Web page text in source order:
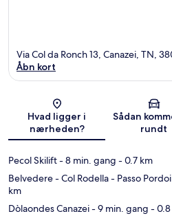
Kort
Via Col da Ronch 13, Canazei, TN,
Åbn kort
Hvad ligger i
nærheden?
Sådan
rundt
Pecol Skilift- 8 min. gang - 0.7 km
Belvedere - Col Rodella - Passo
km
Dòlaondes Canazei- 9 min. gang -